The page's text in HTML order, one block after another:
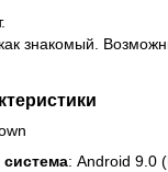
знакомый.
: Android 9.0